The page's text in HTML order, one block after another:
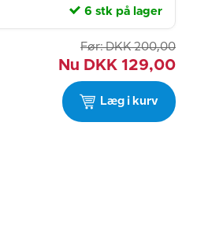
6 stk på lager
Før: DKK 200,00
Nu DKK 129,00
Læg i kurv